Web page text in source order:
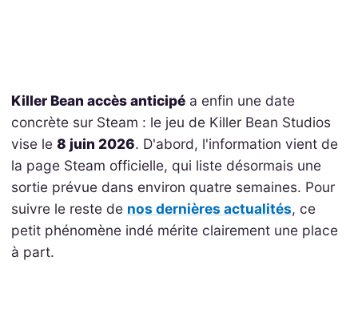
Killer Bean accès anticipéa enfin une date
concrète sur Steam : le jeu de Killer Bean Studios
vise le 8 juin 2026. D'abord, l'information vient de
la page Steam officielle, qui liste désormais une
sortie prévue dans environ quatre semaines. Pour
suivre le reste de nos dernières actualités, ce
petit phénomène indé mérite clairement une place
à part.